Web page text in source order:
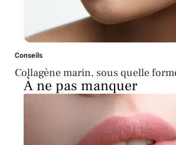
Conseils
Collagène marin, sous quelle
À ne pas manquer